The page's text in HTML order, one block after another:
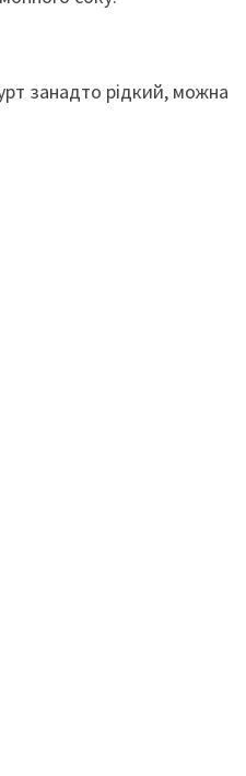
занадто рідкий, можна